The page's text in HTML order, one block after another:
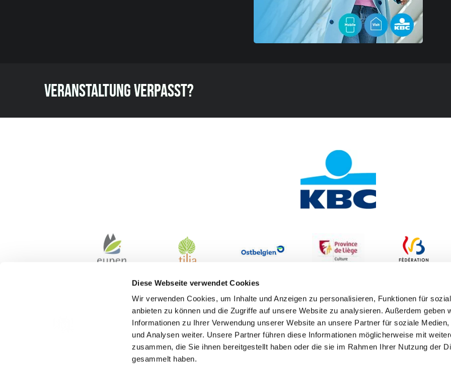
Diese Webseite verwendet Cookies
Wir verwenden Cookies, um Inhalte und Anzeigen zu personalisieren, Funktionen für
anbieten zu können und die Zugriffe auf unsere Website zu analysieren. Außerdem geben
Informationen zu Ihrer Verwendung unserer Website an unsere Partner für soziale Medien,
und Analysen weiter. Unsere Partner führen diese Informationen möglicherweise mit
zusammen, die Sie ihnen bereitgestellt haben oder die sie im Rahmen Ihrer Nutzung der
gesammelt haben.
VERANSTALTUNG VERPASST?